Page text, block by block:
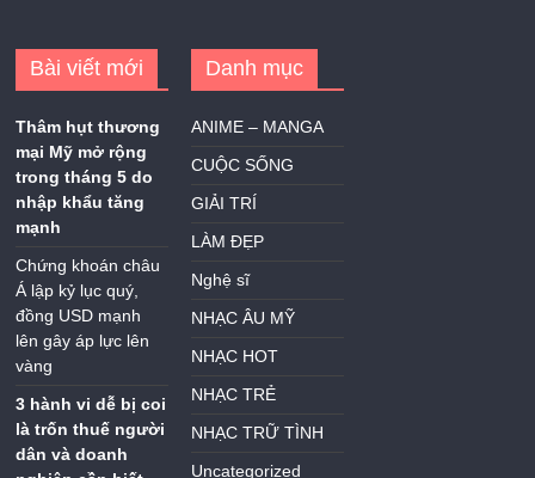
Bài viết mới
Thâm hụt thương
mại Mỹ mở rộng
trong tháng 5 do
nhập khẩu tăng
mạnh
Chứng khoán châu
Á lập kỷ lục quý,
đồng USD mạnh
lên gây áp lực lên
vàng
3 hành vi dễ bị coi
là trốn thuế người
dân và doanh
Danh mục
ANIME – MANGA
CUỘC SỐNG
GIẢI TRÍ
LÀM ĐẸP
Nghệ sĩ
NHẠC ÂU MỸ
NHẠC HOT
NHẠC TRẺ
NHẠC TRỮ TÌNH
Uncategorized